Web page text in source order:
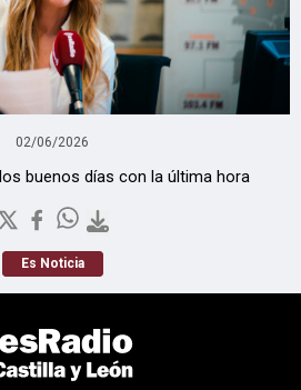
02/06/2026
buenos días con la última hora
Es Noticia